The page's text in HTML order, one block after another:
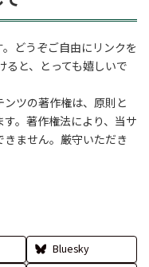
どうぞご自由にリンクを
ると、とっても嬉しいで
ツの著作権は、原則と
。著作権法により、当サ
ません。厳守いただき
Bluesky